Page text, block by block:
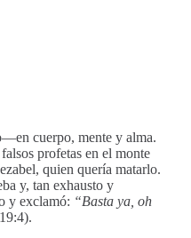
cuerpo, mente y alma.
profetas en el monte
quien quería matarlo.
y, tan exhausto y
y exclamó: “Basta ya, oh